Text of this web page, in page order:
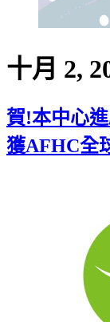
十月 2,
賀!本中心
獲AFHC全